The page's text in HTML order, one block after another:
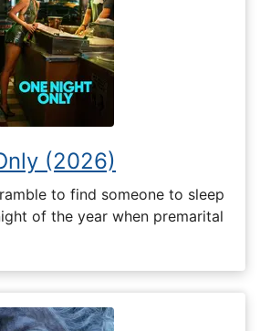
(2026)
to find someone to sleep
of the year when premarital